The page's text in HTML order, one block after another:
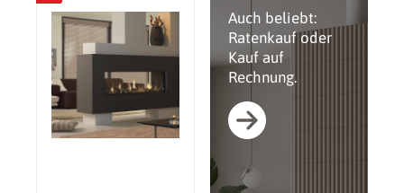
Auch beliebt:
Ratenkauf oder
Kauf auf
Rechnung.